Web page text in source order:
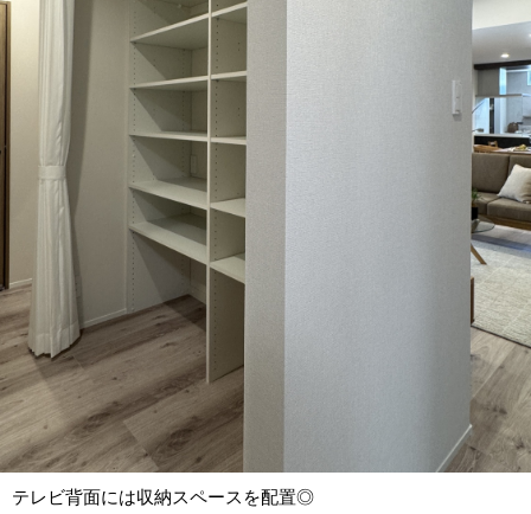
テレビ背面には収納スペースを配置◎